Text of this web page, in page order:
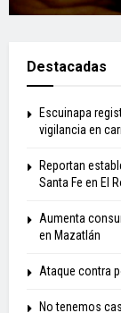
Destacadas
Escuinapa
vigilancia en
Reportan
Santa Fe en El
Aumenta
en Mazatlán
Ataque contra
No tenemos